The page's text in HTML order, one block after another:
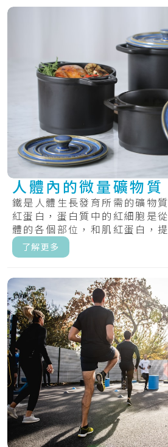
人體內的微量礦物質
鐵是人體生長發育所需的礦物
紅蛋白，蛋白質中的紅細胞是
體的各個部位，和肌紅蛋白，
白質.....
了解更多